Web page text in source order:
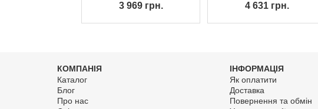
3 969 грн. 4 631 грн.
КОМПАНІЯ
Каталог
Блог
Про нас
ІНФОРМАЦІЯ
Як оплатити
Доставка
Повернення та обмін